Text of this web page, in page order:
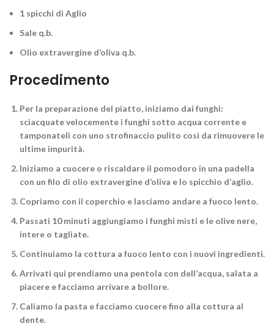
1 spicchi di Aglio
Sale q.b.
Olio extravergine d’oliva q.b.
Procedimento
Per la preparazione del piatto, iniziamo dai funghi:
sciacquate velocemente i funghi sotto acqua corrente e
tamponateli con uno strofinaccio pulito così da rimuovere le
ultime impurità.
Iniziamo a cuocere o riscaldare il pomodoro in una padella
con un filo di olio extravergine d’oliva e lo spicchio d’aglio.
Copriamo con il coperchio e lasciamo andare a fuoco lento.
Passati 10 minuti aggiungiamo i funghi misti e le olive nere,
intere o tagliate.
Continuiamo la cottura a fuoco lento con i nuovi ingredienti.
Arrivati qui prendiamo una pentola con dell’acqua, salata a
piacere efacciamo arrivare a bollore.
Caliamo la pasta e facciamo cuocere fino alla cottura al
dente.